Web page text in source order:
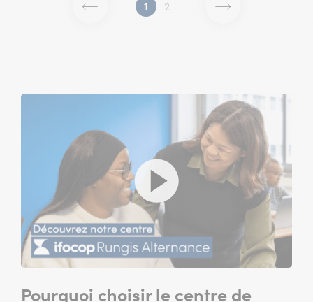
Page
1 Page
2
Page
Pourquoi choisir le centre de